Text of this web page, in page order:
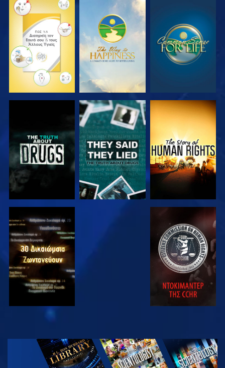
ΠΑΡΑΚΟΛΟΥΘΗΣΤΕ ΠΑΡΑΚΟΛΟΥΘΗΣΤΕ ΠΑΡΑΚΟΛΟΥΘΗΣΤΕ
ΠΑΡΑΚΟΛΟΥΘΗΣΤΕ ΠΑΡΑΚΟΛΟΥΘΗΣΤΕ ΠΑΡΑΚΟΛΟΥΘΗΣΤΕ
ΠΑΡΑΚΟΛΟΥΘΗΣΤΕ ΠΑΡΑΚΟΛΟΥΘΗΣΤΕ
ΠΑΡΑΚΟΛΟΥΘΗΣΤΕ
ΕΞΕΡΕΥΝΗΣΤΕ
ΤΗ ΣΕΙΡΑ